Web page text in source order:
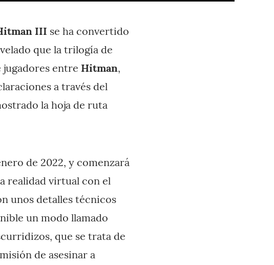
III se ha convertido
que la trilogía de
jugadores entre Hitman,
a través del
la hoja de ruta
de 2022, y comenzará
realidad virtual con el
unos detalles técnicos
un modo llamado
que se trata de
de asesinar a